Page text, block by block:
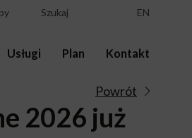
Szukaj EN
Usługi Plan Kontakt
Powrót
2026 już